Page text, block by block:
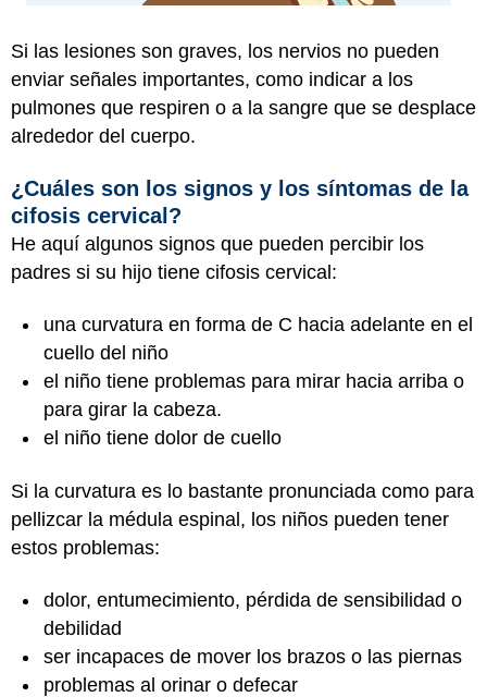
Si las lesiones son graves, los nervios no pueden
enviar señales importantes, como indicar a los
pulmones que respiren o a la sangre que se desplace
alrededor del cuerpo.
¿Cuáles son los signos y los síntomas de la
cifosis cervical?
He aquí algunos signos que pueden percibir los
padres si su hijo tiene cifosis cervical:
una curvatura en forma de C hacia adelante en el
cuello del niño
el niño tiene problemas para mirar hacia arriba o
para girar la cabeza.
el niño tiene dolor de cuello
Si la curvatura es lo bastante pronunciada como para
pellizcar la médula espinal, los niños pueden tener
estos problemas:
dolor, entumecimiento, pérdida de sensibilidad o
debilidad
ser incapaces de mover los brazos o las piernas
problemas al orinar o defecar